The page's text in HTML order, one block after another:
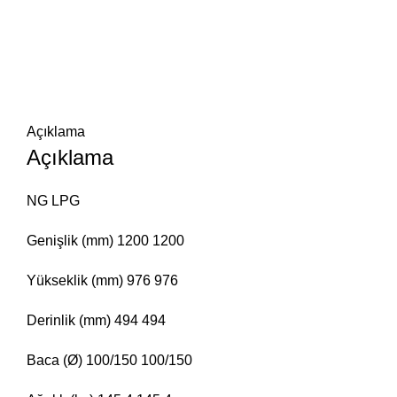
Açıklama
Açıklama
NG LPG
Genişlik (mm) 1200 1200
Yükseklik (mm) 976 976
Derinlik (mm) 494 494
Baca (Ø) 100/150 100/150